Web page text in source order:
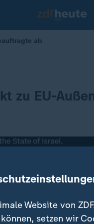
ab
zu EU-
Website von
setzen wir